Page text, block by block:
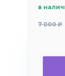
в
7 000 ₽